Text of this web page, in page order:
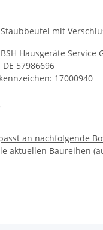
mit
Hausgeräte
DE 57986696
17000940
an nachfolgende
aktuellen Baureihen